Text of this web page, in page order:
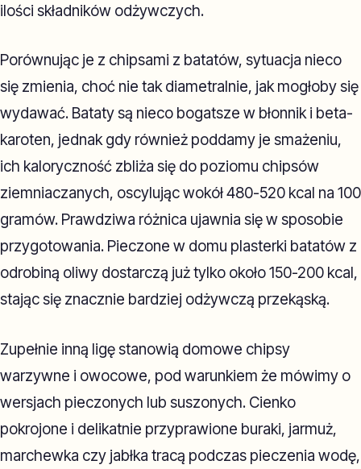
ilości składników odżywczych.
Porównując je z chipsami z batatów, sytuacja nieco
się zmienia, choć nie tak diametralnie, jak mogłoby się
wydawać. Bataty są nieco bogatsze w błonnik i beta-
karoten, jednak gdy również poddamy je smażeniu,
ich kaloryczność zbliża się do poziomu chipsów
ziemniaczanych, oscylując wokół 480-520 kcal na 100
gramów. Prawdziwa różnica ujawnia się w sposobie
przygotowania. Pieczone w domu plasterki batatów z
odrobiną oliwy dostarczą już tylko około 150-200 kcal,
stając się znacznie bardziej odżywczą przekąską.
Zupełnie inną ligę stanowią domowe chipsy
warzywne i owocowe, pod warunkiem że mówimy o
wersjach pieczonych lub suszonych. Cienko
pokrojone i delikatnie przyprawione buraki, jarmuż,
marchewka czy jabłka tracą podczas pieczenia wodę,